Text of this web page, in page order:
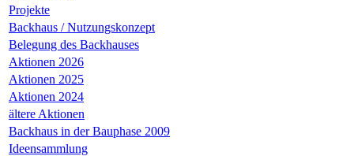
Projekte
Backhaus / Nutzungskonzept
Belegung des Backhauses
Aktionen 2026
Aktionen 2025
Aktionen 2024
ältere Aktionen
Backhaus in der Bauphase 2009
Ideensammlung